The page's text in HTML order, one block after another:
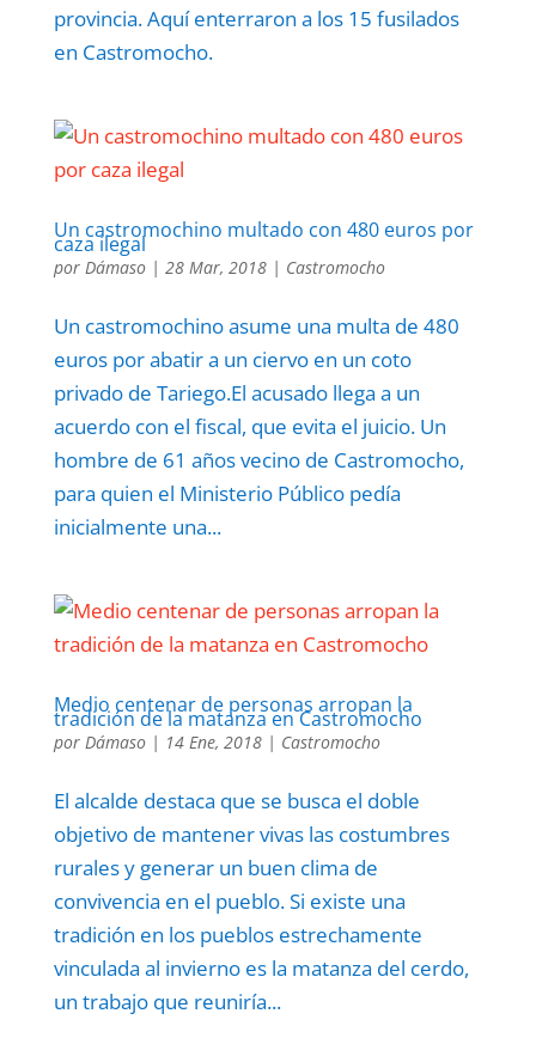
provincia. Aquí enterraron a los 15 fusilados
en Castromocho.
Un castromochino multado con 480 euros por
caza ilegal
por Dámaso| 28 Mar, 2018| Castromocho
Un castromochino asume una multa de 480
euros por abatir a un ciervo en un coto
privado de Tariego.El acusado llega a un
acuerdo con el fiscal, que evita el juicio. Un
hombre de 61 años vecino de Castromocho,
para quien el Ministerio Público pedía
inicialmente una...
Medio centenar de personas arropan la
tradición de la matanza en Castromocho
por Dámaso| 14 Ene, 2018| Castromocho
El alcalde destaca que se busca el doble
objetivo de mantener vivas las costumbres
rurales y generar un buen clima de
convivencia en el pueblo. Si existe una
tradición en los pueblos estrechamente
vinculada al invierno es la matanza del cerdo,
un trabajo que reuniría...